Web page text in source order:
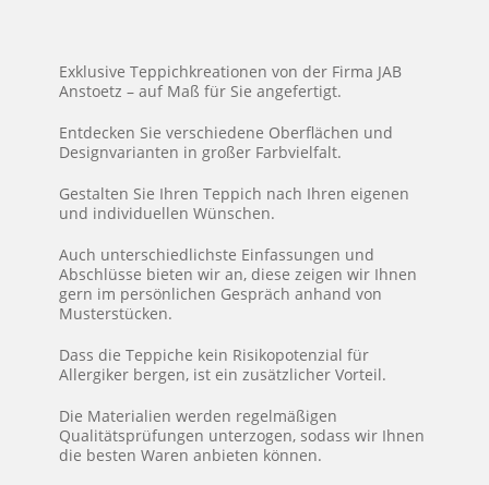
Exklusive Teppichkreationen von der Firma JAB
Anstoetz – auf Maß für Sie angefertigt.
Entdecken Sie verschiedene Oberflächen und
Designvarianten in großer Farbvielfalt.
Gestalten Sie Ihren Teppich nach Ihren eigenen
und individuellen Wünschen.
Auch unterschiedlichste Einfassungen und
Abschlüsse bieten wir an, diese zeigen wir Ihnen
gern im persönlichen Gespräch anhand von
Musterstücken.
Dass die Teppiche kein Risikopotenzial für
Allergiker bergen, ist ein zusätzlicher Vorteil.
Die Materialien werden regelmäßigen
Qualitätsprüfungen unterzogen, sodass wir Ihnen
die besten Waren anbieten können.